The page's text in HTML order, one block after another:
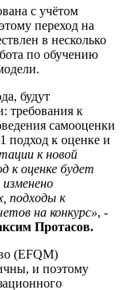
с учётом
переход на
в несколько
по обучению
будут
требования к
самооценки
подход к оценке и
к новой
к оценке будет
подходы к
на конкурс», -
Протасов.
(EFQM)
и поэтому